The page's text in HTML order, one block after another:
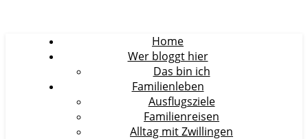
Home
Wer bloggt hier
Das bin ich
Familienleben
Ausflugsziele
Familienreisen
Alltag mit Zwillingen